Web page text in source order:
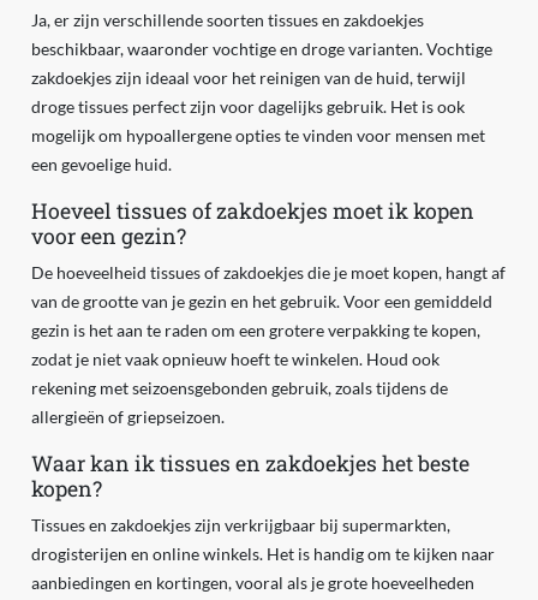
Ja, er zijn verschillende soorten tissues en zakdoekjes
beschikbaar, waaronder vochtige en droge varianten. Vochtige
zakdoekjes zijn ideaal voor het reinigen van de huid, terwijl
droge tissues perfect zijn voor dagelijks gebruik. Het is ook
mogelijk om hypoallergene opties te vinden voor mensen met
een gevoelige huid.
Hoeveel tissues of zakdoekjes moet ik kopen
voor een gezin?
De hoeveelheid tissues of zakdoekjes die je moet kopen, hangt af
van de grootte van je gezin en het gebruik. Voor een gemiddeld
gezin is het aan te raden om een grotere verpakking te kopen,
zodat je niet vaak opnieuw hoeft te winkelen. Houd ook
rekening met seizoensgebonden gebruik, zoals tijdens de
allergieën of griepseizoen.
Waar kan ik tissues en zakdoekjes het beste
kopen?
Tissues en zakdoekjes zijn verkrijgbaar bij supermarkten,
drogisterijen en online winkels. Het is handig om te kijken naar
aanbiedingen en kortingen, vooral als je grote hoeveelheden